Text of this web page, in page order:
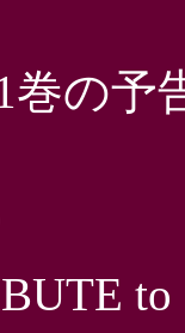
巻の予
to